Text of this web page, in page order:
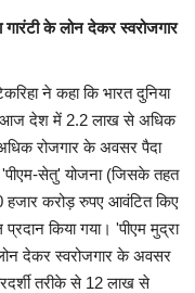
गारंटी के लोन देकर स्वरोजगार
ने कहा कि भारत दुनिया
आज देश में 2.2 लाख से अधिक
अधिक रोजगार के अवसर पैदा
सेतु' योजना (जिसके तहत
करोड़ रुपए आवंटित किए
किया गया। 'पीएम मुद्रा
देकर स्वरोजगार के अवसर
तरीके से 12 लाख से